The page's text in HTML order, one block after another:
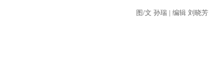
图/文 孙瑞 | 编辑 刘晓芳